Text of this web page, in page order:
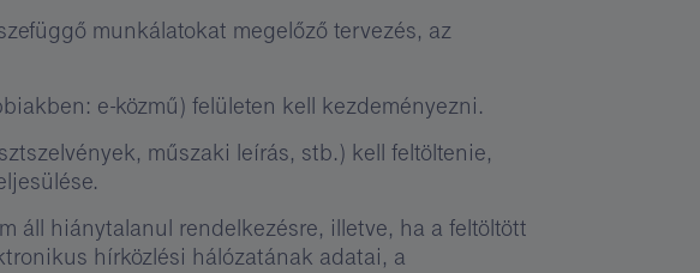
munkálatokat megelőző tervezés, az
e-közmű) felületen kell kezdeményezni.
műszaki leírás, stb.) kell feltöltenie,
áll hiánytalanul rendelkezésre, illetve, ha a feltöltött
hírközlési hálózatának adatai, a